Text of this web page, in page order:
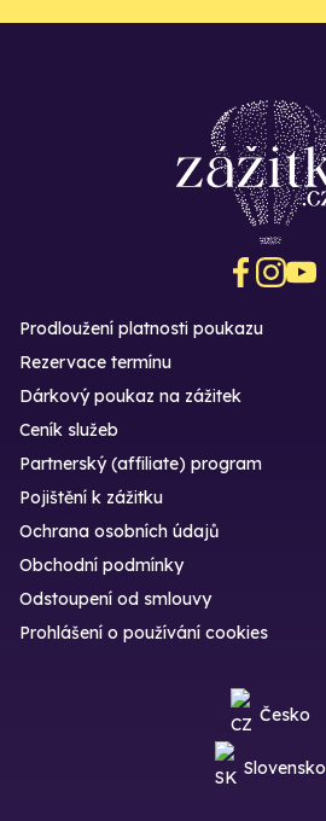
Prodloužení platnosti poukazu
Rezervace termínu
Dárkový poukaz na zážitek
Ceník služeb
Partnerský (affiliate) program
Pojištění k zážitku
Ochrana osobních údajů
Obchodní podmínky
Odstoupení od smlouvy
Prohlášení o používání cookies
Česko
Slovensko